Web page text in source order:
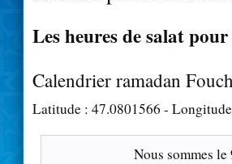
Les heures de salat
Calendrier ramadan
Latitude : 47.0801566 -
Nous sommes le